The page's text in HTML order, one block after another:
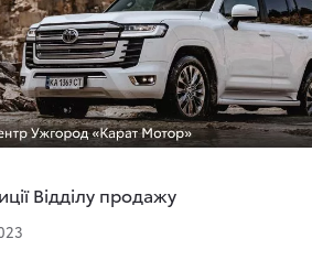
Відділу продажу